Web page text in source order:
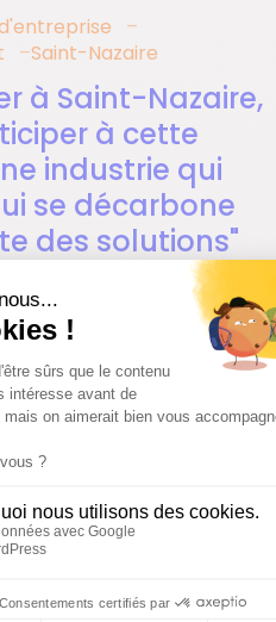
Saint-Nazaire
à Saint-Nazaire,
à cette
industrie qui
se décarbone
des solutions"